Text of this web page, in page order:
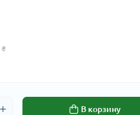
₴
В корзину